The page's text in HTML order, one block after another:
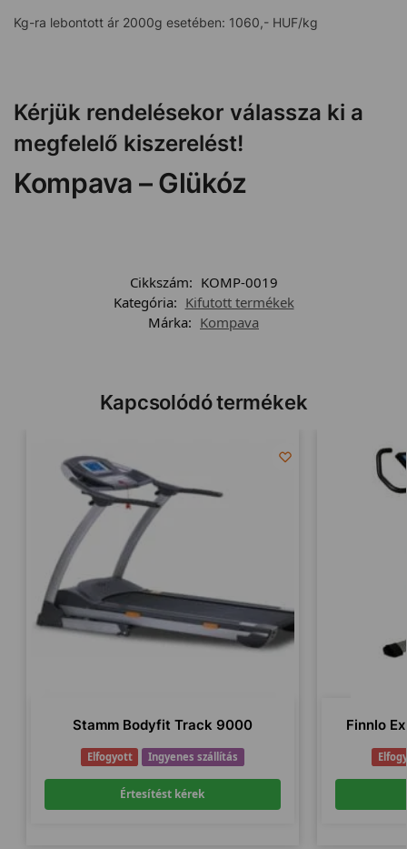
Kg-ra lebontott ár 2000g esetében: 1060,- HUF/kg
Kérjük rendelésekor válassza ki a
megfelelő kiszerelést!
Kompava – Glükóz
Cikkszám: KOMP-0019
Kategória: Kifutott termékek
Márka: Kompava
Kapcsolódó termékek
Stamm Bodyfit Track 9000
Elfogyott Ingyenes szállítás
Értesítést kérek
Finnlo